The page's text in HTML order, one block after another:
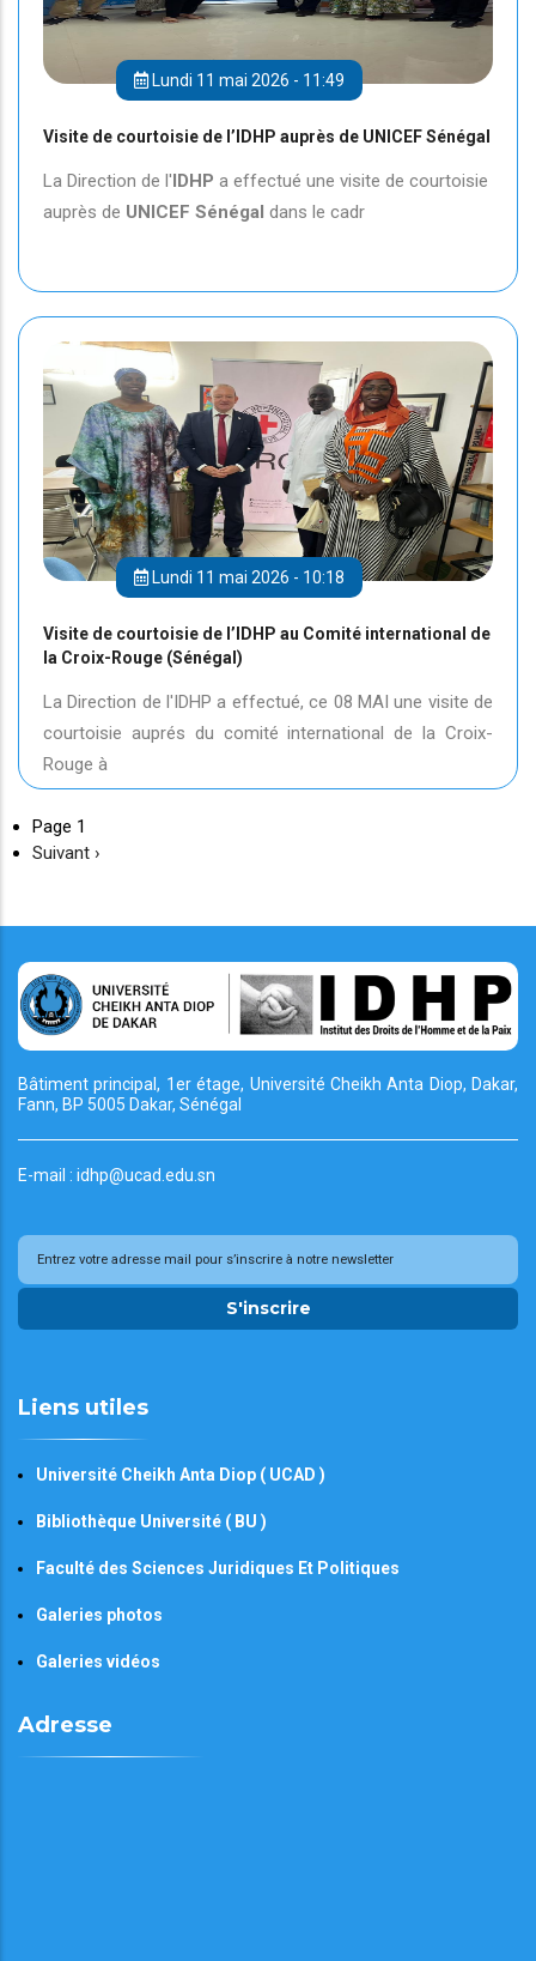
Lundi 11 mai 2026 - 11:49
Visite de courtoisie de l’IDHP auprès de UNICEF Sénégal
La Direction de l'IDHP a effectué une visite de courtoisie
auprès de UNICEF Sénégal dans le cadr
Lundi 11 mai 2026 - 10:18
Visite de courtoisie de l’IDHP au Comité international de
la Croix-Rouge (Sénégal)
La Direction de l'IDHP a effectué, ce 08 MAI une visite de
courtoisie auprés du comité international de la Croix-
Rouge à
Page 1
Page
Suivant ›
Bâtiment principal, 1er étage, Université CheikhAnta Diop, Dakar,
Fann, BP 5005 Dakar, Sénégal
E-mail : idhp@ucad.edu.sn
S'inscrire
Liens utiles
Université Cheikh Anta Diop ( UCAD )
Bibliothèque Université ( BU )
Faculté des Sciences Juridiques Et Politiques
Galeries photos
Galeries vidéos
Adresse